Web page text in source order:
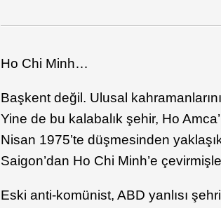
Ho Chi Minh…
Başkent değil. Ulusal
Yine de bu kalabalık şehir, Ho
Nisan 1975’te düşmesinden
Saigon’dan Ho Chi Minh’e
Eski anti-komünist, ABD yanlısı